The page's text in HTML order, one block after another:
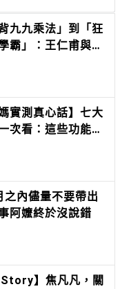
九九乘法」到「狂
霸」：王仁甫與季
實測真心話】七大
次看：這些功能我
之內儘量不要帶出
阿嬤終於沒說錯
Story】焦凡凡，關